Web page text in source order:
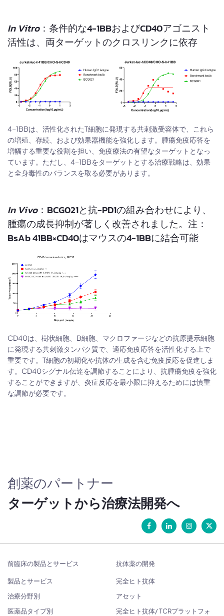
In Vitro：条件的な4-1BBおよびCD40アゴニスト
活性は、両ターゲットのクロスリンクに依存
4-1BBは、活性化されたT細胞に発現する共刺激受容体で、これら
の増殖、存続、および効果器機能を強化します。腫瘍免疫応答を
増幅する重要な役割を担い、免疫療法の有望なターゲットとなっ
ています。ただし、4-1BBをターゲットとする治療戦略は、効果
と全身毒性のバランスを取る必要があります。
In Vivo：BCG021と抗-PD1の組み合わせにより、
腫瘍の成長抑制が著しく改善されました。注：
BsAb 41BB×CD40はマウスの4-1BBに結合可能
CD40は、樹状細胞、B細胞、マクロファージなどの抗原提示細胞
に発現する共刺激タンパク質で、適応免疫応答を活性化する上で
重要です。T細胞の初期化や抗体の生成を含む免疫反応を促進しま
す。CD40シグナル伝達を調節することにより、抗腫瘍免疫を強化
することができますが、炎症反応を最小限に抑えるためには慎重
な調節が必要です。
創薬のパートナー
ターゲットから治療法開発へ
前臨床の製品とサービス
製品とサービス
治療分野別
医薬品タイプ別
抗体薬の開発
完全ヒト抗体
アセット
完全ヒト抗体/ TCRプラットフォ